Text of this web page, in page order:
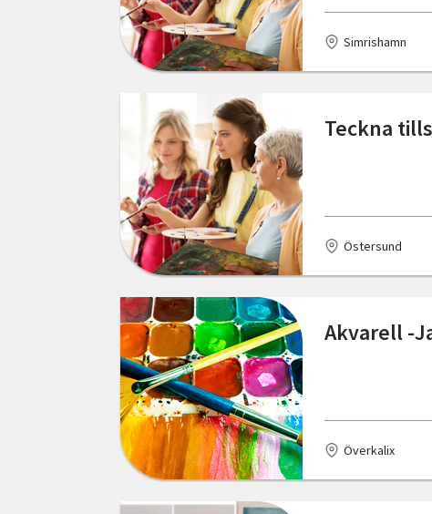
Långasjö
Malmö
Mölndal
Mölnlycke
Mönsterås
Nybro
Oskarshamn
Pajala
Partille
Rengsjö
Simrishamn
Teckna
Östersund
Akvarell -
Överkalix